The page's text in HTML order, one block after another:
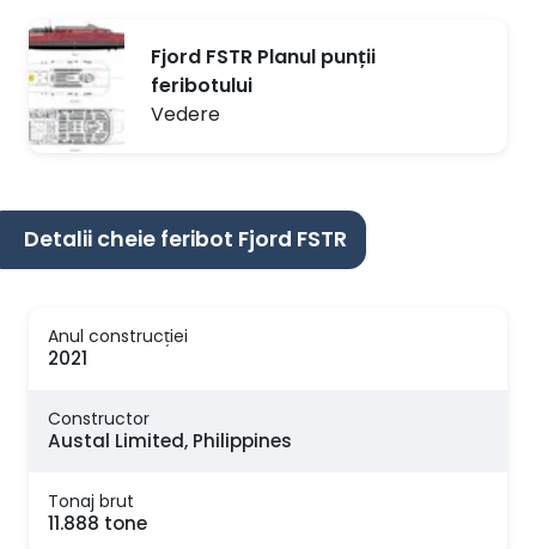
Fjord FSTR Planul punții
feribotului
Vedere
Detalii cheie feribot Fjord FSTR
Anul construcției
2021
Constructor
Austal Limited, Philippines
Tonaj brut
11.888 tone